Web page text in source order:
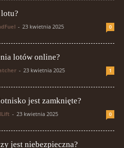
- 23 kwietnia 2025 0
lotów online?
- 23 kwietnia 2025 1
jest zamknięte?
- 23 kwietnia 2025 0
jest niebezpieczna?